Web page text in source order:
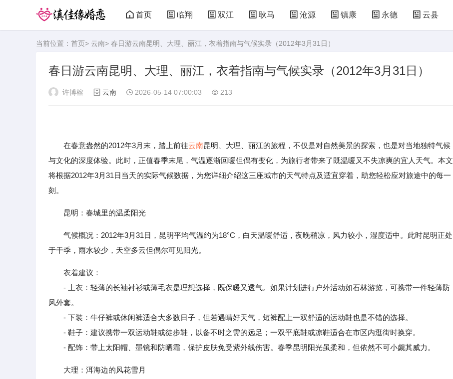
首页 临翔 双江 耿马 沧源 镇康 永德 云县
当前位置： 首页> 云南> 春日游云南昆明、大理、丽江，衣着指南与气候实录（2012年3月31日）
春日游云南昆明、大理、丽江，衣着指南与气候实录（2012年3月31日）
许博榕 云南 2026-05-14 07:00:03 213
在春意盎然的2012年3月末，踏上前往云南昆明、大理、丽江的旅程，不仅是对自然美景的探索，也是对当地独特气候
与文化的深度体验。此时，正值春季末尾，气温逐渐回暖但偶有变化，为旅行者带来了既温暖又不失凉爽的宜人天气。本文
将根据2012年3月31日当天的实际气候数据，为您详细介绍这三座城市的天气特点及适宜穿着，助您轻松应对旅途中的每一
刻。
昆明：春城里的温柔阳光
气候概况：2012年3月31日，昆明平均气温约为18°C，白天温暖舒适，夜晚稍凉，风力较小，湿度适中。此时昆明正处
于干季，雨水较少，天空多云但偶尔可见阳光。
衣着建议：
- 上衣：轻薄的长袖衬衫或薄毛衣是理想选择，既保暖又透气。如果计划进行户外活动如石林游览，可携带一件轻薄防
风外套。
- 下装：牛仔裤或休闲裤适合大多数日子，但若遇晴好天气，短裤配上一双舒适的运动鞋也是不错的选择。
- 鞋子：建议携带一双运动鞋或徒步鞋，以备不时之需的远足；一双平底鞋或凉鞋适合在市区内逛街时换穿。
- 配饰：带上太阳帽、墨镜和防晒霜，保护皮肤免受紫外线伤害。春季昆明阳光虽柔和，但依然不可小觑其威力。
大理：洱海边的风花雪月